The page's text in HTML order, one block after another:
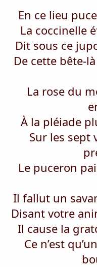
En ce lieu
La coccinelle
Dit sous ce
De cette bête-
La rose du
À la pléiade
Sur les sept
Le puceron
Il fallut un
Disant votre
Il cause la
Ce n’est